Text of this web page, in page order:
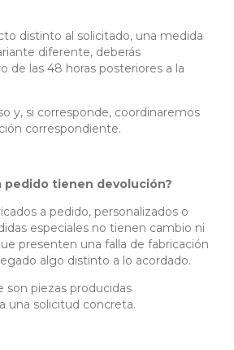
distinto al solicitado, una medida
diferente, deberás
de las 48 horas posteriores a la
y, si corresponde, coordinaremos
correspondiente.
pedido tienen devolución?
a pedido, personalizados o
especiales no tienen cambio ni
presenten una falla de fabricación
algo distinto a lo acordado.
son piezas producidas
una solicitud concreta.